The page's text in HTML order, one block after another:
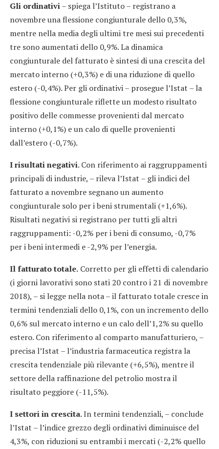
Gli ordinativi– spiega l’Istituto – registrano a
novembre una flessione congiunturale dello 0,3%,
mentre nella media degli ultimi tre mesi sui precedenti
tre sono aumentati dello 0,9%. La dinamica
congiunturale del fatturato è sintesi di una crescita del
mercato interno (+0,3%) e di una riduzione di quello
estero (-0,4%). Per gli ordinativi – prosegue l’Istat – la
flessione congiunturale riflette un modesto risultato
positivo delle commesse provenienti dal mercato
interno (+0,1%) e un calo di quelle provenienti
dall’estero (-0,7%).
I risultati negativi. Con riferimento ai raggruppamenti
principali di industrie, – rileva l’Istat – gli indici del
fatturato a novembre segnano un aumento
congiunturale solo per i beni strumentali (+1,6%).
Risultati negativi si registrano per tutti gli altri
raggruppamenti: -0,2% per i beni di consumo, -0,7%
per i beni intermedi e -2,9% per l’energia.
Il fatturato totale. Corretto per gli effetti di calendario
(i giorni lavorativi sono stati 20 contro i 21 di novembre
2018), – si legge nella nota – il fatturato totale cresce in
termini tendenziali dello 0,1%, con un incremento dello
0,6% sul mercato interno e un calo dell’1,2% su quello
estero. Con riferimento al comparto manufatturiero, –
precisa l’Istat – l’industria farmaceutica registra la
crescita tendenziale più rilevante (+6,5%), mentre il
settore della raffinazione del petrolio mostra il
risultato peggiore (-11,5%).
I settori in crescita. In termini tendenziali, – conclude
l’Istat – l’indice grezzo degli ordinativi diminuisce del
4,3%, con riduzioni su entrambi i mercati (-2,2% quello